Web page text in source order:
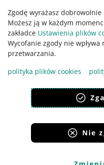
Zgodę wyrażasz
Możesz ją w każdym
zakładce Ustawienia plików
Wycofanie zgody nie
przetwarzania.
polityka plików cookies
Nie